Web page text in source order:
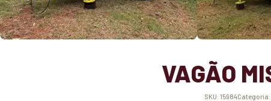
VAGÃO
SKU: 15984 Categoria: